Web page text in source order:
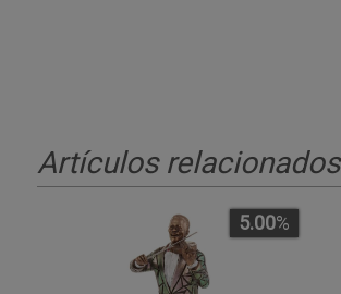
Artículos relacionados
5.00%